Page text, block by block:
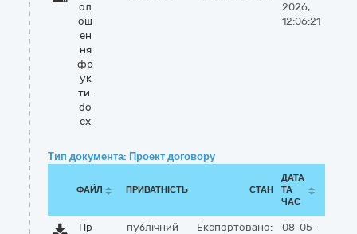
ол
ош
ен
ня
фр
ук
ти.
do
cx
2026,
12:06:21
Тип документа: Проект договору
ФАЙЛ ПРИВАТНІСТЬ СТАН
ДАТА
ТА
ЧАС
Пр
публічний Експортовано:
08-05-